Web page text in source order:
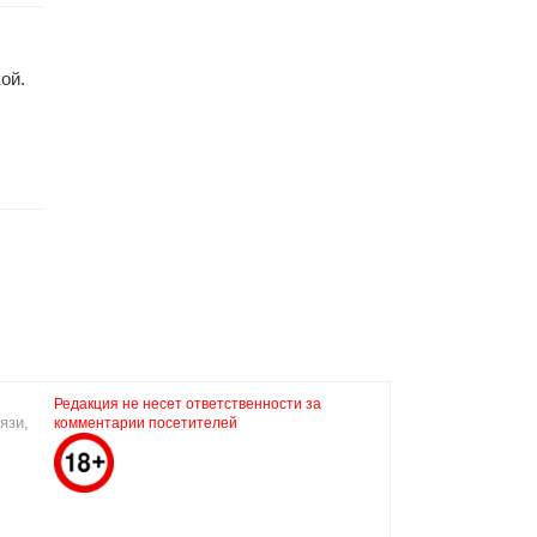
Редакция не несет ответственности за
комментарии посетителей